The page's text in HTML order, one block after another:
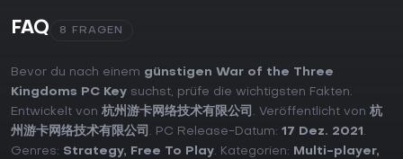
FAQ 8 FRAGEN
Bevor du nach einem günstigen War of the Three
Kingdoms PC Key suchst, prüfe die wichtigsten Fakten.
Entwickelt von 杭州游卡网络技术有限公司 . Veröffentlicht von 杭
州游卡网络技术有限公司 . PC Release-Datum: 17 Dez. 2021 .
Genres: Strategy, Free To Play. Kategorien: Multi-player,